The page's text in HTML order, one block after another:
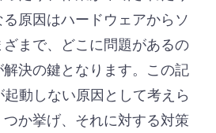
原因はハードウェアからソ
まで、どこに問題があるの
決の鍵となります。この記
動しない原因として考えら
か挙げ、それに対する対策